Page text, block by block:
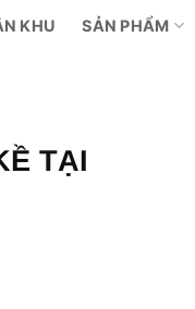
KHU SẢN PHẨM
TẠI